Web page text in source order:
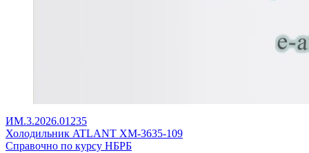
ИМ.3.2026.01235
Холодильник ATLANT ХМ-3635-109
Справочно по курсу НБРБ